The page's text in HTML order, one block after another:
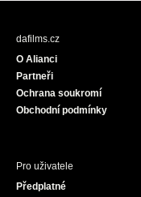
dafilms.cz
O Alianci
Partneři
Ochrana soukromí
Obchodní podmínky
Pro uživatele
Předplatné